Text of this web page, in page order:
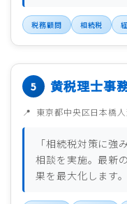
税務顧問 相続税
黄税理士事
東京都中央区日本橋
「相続税対策に強
相談を実施。最新
果を最大化します。